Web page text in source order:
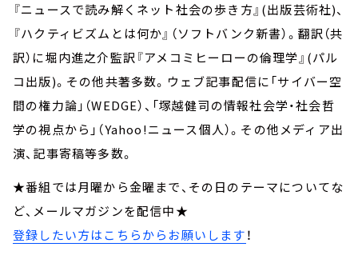
『ニュースで読み解くネット社会の歩き方』(出版芸術社)、
『ハクティビズムとは何か』（ソフトバンク新書）。翻訳（共
訳）に堀内進之介監訳『アメコミヒーローの倫理学』(パル
コ出版)。その他共著多数。ウェブ記事配信に「サイバー空
間の権力論」（WEDGE）、「塚越健司の情報社会学・社会哲
学の視点から」（Yahoo!ニュース個人）。その他メディア出
演、記事寄稿等多数。
★番組では月曜から金曜まで、その日のテーマについてな
ど、メールマガジンを配信中★
登録したい方はこちらからお願いします！